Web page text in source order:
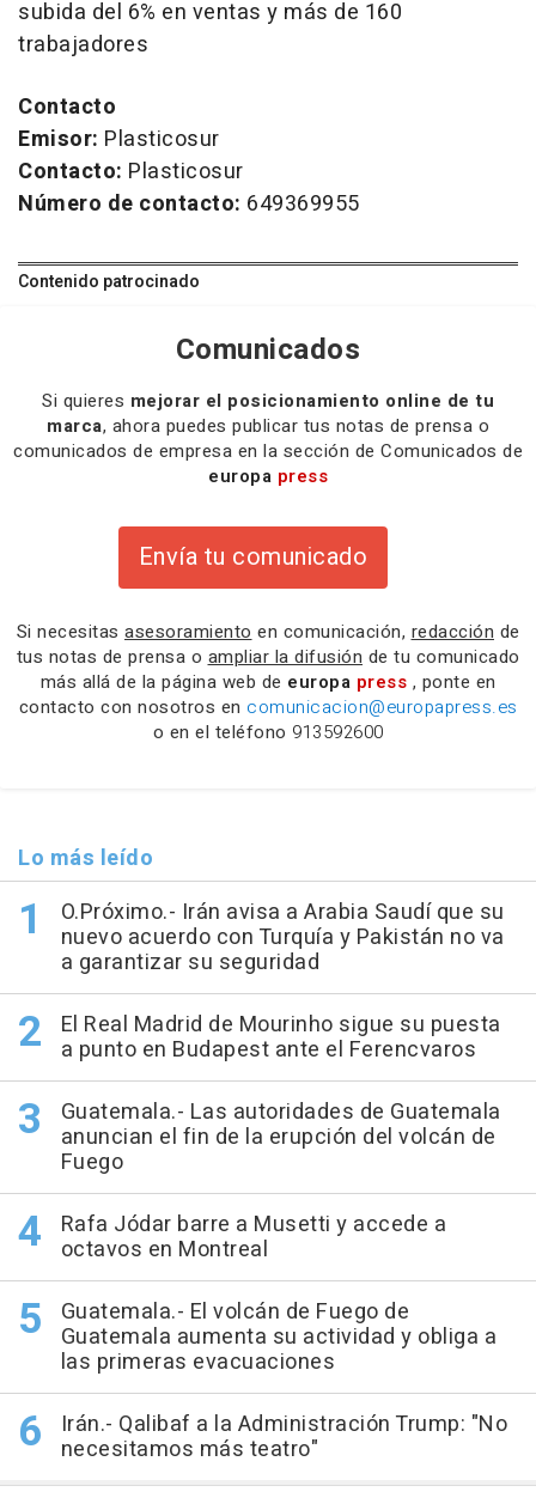
subida del 6% en ventas y más de 160
trabajadores
Contacto
Emisor: Plasticosur
Contacto: Plasticosur
Número de contacto: 649369955
Contenido patrocinado
Comunicados
Si quieres mejorar el posicionamiento online de tu
marca, ahora puedes publicar tus notas de prensa o
comunicados de empresa en la sección de Comunicados de
europa press
Envía tu comunicado
Si necesitas asesoramiento en comunicación, redacción de
tus notas de prensa o ampliar la difusión de tu comunicado
más allá de la página web de europa press , ponte en
contacto con nosotros en comunicacion@europapress.es
o en el teléfono 913592600
Lo más leído
O.Próximo.- Irán avisa a Arabia Saudí que su
nuevo acuerdo con Turquía y Pakistán no va
a garantizar su seguridad
El Real Madrid de Mourinho sigue su puesta
a punto en Budapest ante el Ferencvaros
Guatemala.- Las autoridades de Guatemala
anuncian el fin de la erupción del volcán de
Fuego
Rafa Jódar barre a Musetti y accede a
octavos en Montreal
Guatemala.- El volcán de Fuego de
Guatemala aumenta su actividad y obliga a
las primeras evacuaciones
Irán.- Qalibaf a la Administración Trump: "No
necesitamos más teatro"